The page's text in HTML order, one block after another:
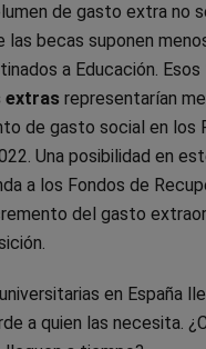
de gasto extra no
las becas suponen
a Educación. Esos
extras representarían
de gasto social en los
Una posibilidad en
a los Fondos de
del gasto
en España
a quien las necesita.